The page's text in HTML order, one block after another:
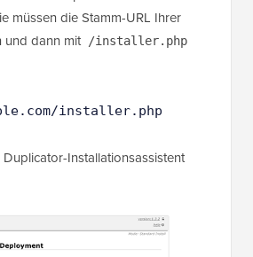
müssen die Stamm-URL Ihrer
und dann mit /installer.php
installer.php
Installationsassistent